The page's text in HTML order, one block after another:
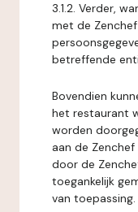
3.1.2. Verder,
met de
betreffende
Bovendien
het restaurant
worden
aan de
door de
toegankelijk
van toepassing.